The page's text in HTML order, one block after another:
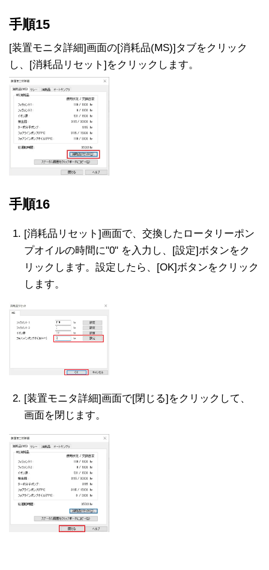
手順15
[装置モニタ詳細]画面の[消耗品(MS)]タブをクリック
し、[消耗品リセット]をクリックします。
手順16
[消耗品リセット]画面で、交換したロータリーポン
プオイルの時間に"0" を入力し、[設定]ボタンをク
リックします。設定したら、[OK]ボタンをクリック
します。
[装置モニタ詳細]画面で[閉じる]をクリックして、
画面を閉じます。